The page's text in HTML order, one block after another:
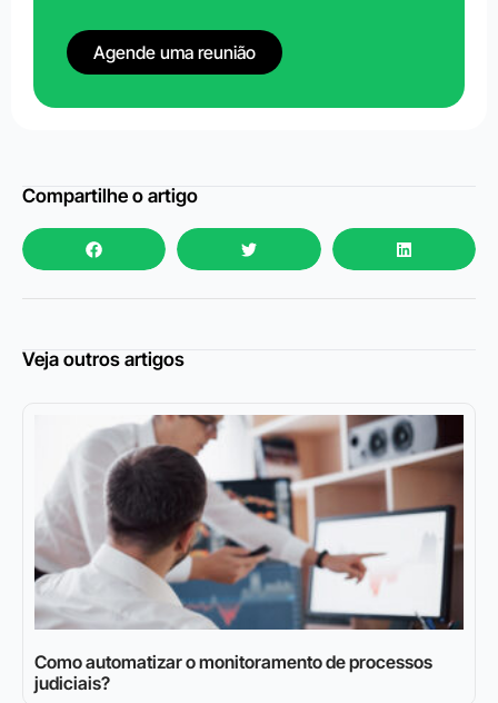
Agende uma reunião
Compartilhe o artigo
Veja outros artigos
Como automatizar o monitoramento de processos
judiciais?